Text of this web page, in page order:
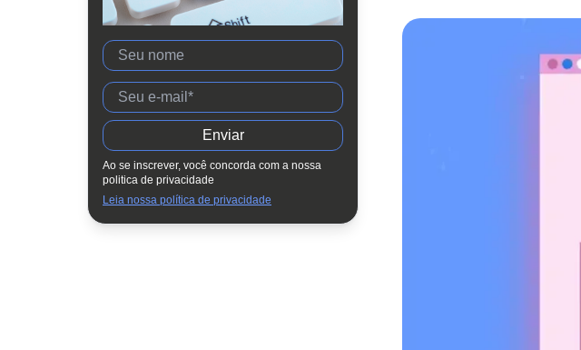
Fique atento!
Saiba mais!
Quais os benefícios da NR-17?
Quais as penalizações para quem
descumprir a NR-17?
Como empregar a NR-17 no
teletrabalho?
Qual é o papel do RH na aplicação da
Ao se inscrever, você concorda com a nossa
politica de privacidade
Leia nossa política de privacidade